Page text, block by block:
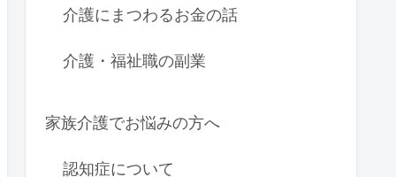
介護にまつわるお金の話
介護・福祉職の副業
家族介護でお悩みの方へ
認知症について